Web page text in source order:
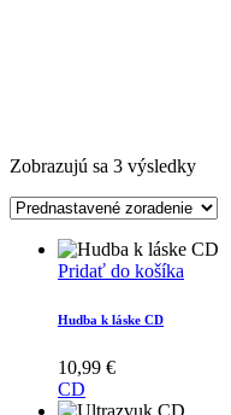
Zobrazujú sa 3 výsledky
Pridať do košíka
Hudba k láske CD
10,99 €
CD